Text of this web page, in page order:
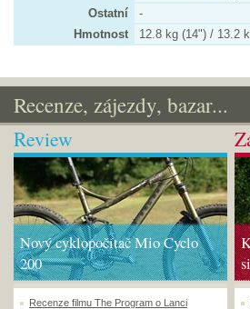
Ostatní
-
Hmotnost
12.8 kg (14") / 13.2
Recenze, zájezdy, bazar...
Review
Nový cyklopočítač Mio Cyclo
200
Recenze filmu The Program o Lanci